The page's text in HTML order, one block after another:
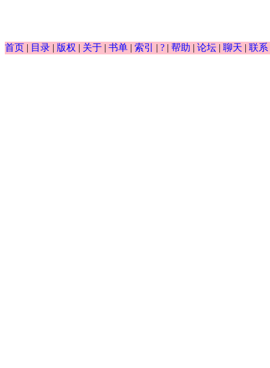
首页 | 目录 | 版权 | 关于 | 书单 | 索引 | ? | 帮助 | 论坛 | 聊天 | 联系